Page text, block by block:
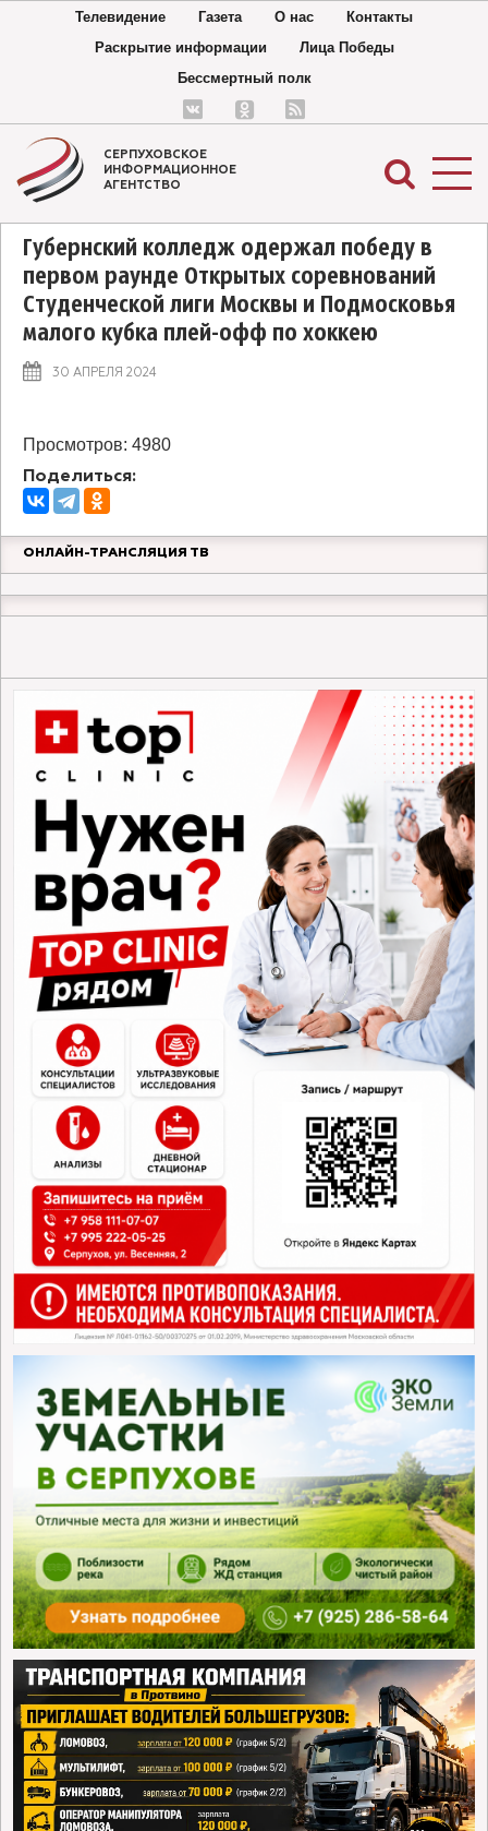
Телевидение Газета О нас
Контакты
Раскрытие информации
Лица Победы
Бессмертный полк
СЕРПУХОВСКОЕ
ИНФОРМАЦИОННОЕ
АГЕНТСТВО
Губернский колледж одержал победу в
первом раунде Открытых соревнований
Студенческой лиги Москвы и Подмосковья
малого кубка плей-офф по хоккею
30 АПРЕЛЯ 2024
Губернский колледж одержал победу в первом
раунде Открытых соревнований Студенческой
офф по хоккею
Просмотров: 4980
Поделиться:
ОНЛАЙН-ТРАНСЛЯЦИЯ ТВ